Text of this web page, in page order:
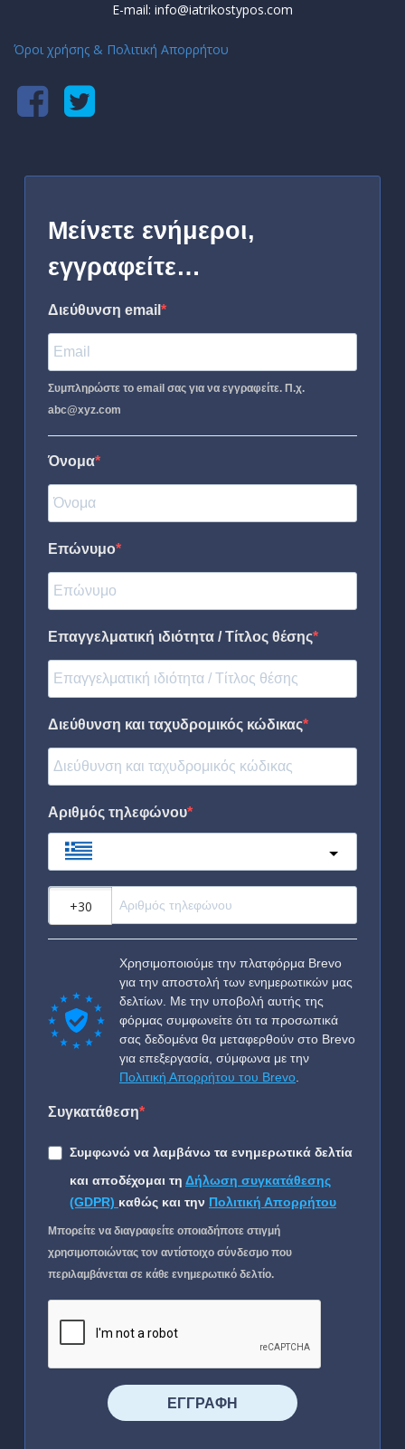
E-mail: info@iatrikostypos.com
Όροι χρήσης & Πολιτική Απορρήτου
Μείνετε ενήμεροι,
εγγραφείτε…
Διεύθυνση email
Συμπληρώστε το email σας για να εγγραφείτε. Π.χ.
abc@xyz.com
Όνομα
Επώνυμο
Επαγγελματική ιδιότητα / Τίτλος θέσης
Διεύθυνση και ταχυδρομικός κώδικας
Αριθμός τηλεφώνου
Χρησιμοποιούμε την πλατφόρμα Brevo
για την αποστολή των ενημερωτικών μας
δελτίων. Με την υποβολή αυτής της
φόρμας συμφωνείτε ότι τα προσωπικά
σας δεδομένα θα μεταφερθούν στο Brevo
για επεξεργασία, σύμφωνα με την
Πολιτική Απορρήτου του Brevo
Συγκατάθεση
Συμφωνώ να λαμβάνω τα ενημερωτικά δελτία
και αποδέχομαι τη Δήλωση συγκατάθεσης
(GDPR) καθώς και την Πολιτική Απορρήτου
Μπορείτε να διαγραφείτε οποιαδήποτε στιγμή
χρησιμοποιώντας τον αντίστοιχο σύνδεσμο που
περιλαμβάνεται σε κάθε ενημερωτικό δελτίο.
⠀⠀⠀⠀ΕΓΓΡΑΦΗ⠀⠀⠀⠀